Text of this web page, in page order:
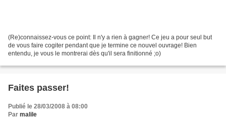
(Re)connaissez-vous ce point: Il n'y a rien à gagner! Ce jeu a pour seul but
de vous faire cogiter pendant que je termine ce nouvel ouvrage! Bien
entendu, je vous le montrerai dès qu'il sera finitionné ;o)
Faites passer!
Publié le 28/03/2008 à 08:00
Par malile